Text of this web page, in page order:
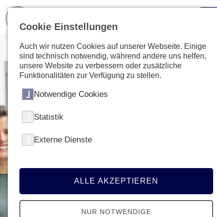
Cookie Einstellungen
Auch wir nutzen Cookies auf unserer Webseite. Einige
sind technisch notwendig, während andere uns helfen,
unsere Website zu verbessern oder zusätzliche
Funktionalitäten zur Verfügung zu stellen.
Notwendige Cookies
Statistik
Externe Dienste
ALLE AKZEPTIEREN
NUR NOTWENDIGE